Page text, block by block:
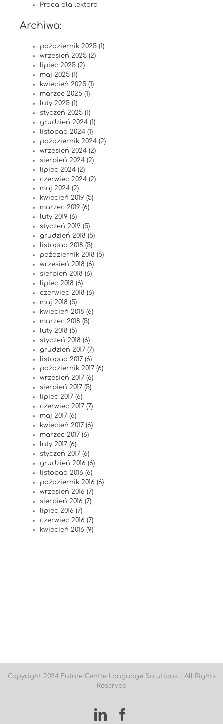
Praca dla lektora
Archiwa:
październik 2025 (1)
wrzesień 2025 (2)
lipiec 2025 (2)
maj 2025 (1)
kwiecień 2025 (1)
marzec 2025 (1)
luty 2025 (1)
styczeń 2025 (1)
grudzień 2024 (1)
listopad 2024 (1)
październik 2024 (2)
wrzesień 2024 (2)
sierpień 2024 (2)
lipiec 2024 (2)
czerwiec 2024 (2)
maj 2024 (2)
kwiecień 2019 (5)
marzec 2019 (6)
luty 2019 (6)
styczeń 2019 (5)
grudzień 2018 (5)
listopad 2018 (5)
październik 2018 (5)
wrzesień 2018 (6)
sierpień 2018 (6)
lipiec 2018 (6)
czerwiec 2018 (6)
maj 2018 (5)
kwiecień 2018 (6)
marzec 2018 (5)
luty 2018 (5)
styczeń 2018 (6)
grudzień 2017 (7)
listopad 2017 (6)
październik 2017 (6)
wrzesień 2017 (6)
sierpień 2017 (5)
lipiec 2017 (6)
czerwiec 2017 (7)
maj 2017 (6)
kwiecień 2017 (6)
marzec 2017 (6)
luty 2017 (6)
styczeń 2017 (6)
grudzień 2016 (6)
listopad 2016 (6)
październik 2016 (6)
wrzesień 2016 (7)
sierpień 2016 (7)
lipiec 2016 (7)
czerwiec 2016 (7)
kwiecień 2016 (9)
Copyright 2024 Future Centre Language Solutions | All Rights
Reserved
LinkedIn